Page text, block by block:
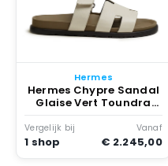
Hermes
Hermes Chypre Sandal
Glaise Vert Toundra
Grained Leather Zwart
Vergelijk bij
1 shop
Vanaf
€ 2.245,00